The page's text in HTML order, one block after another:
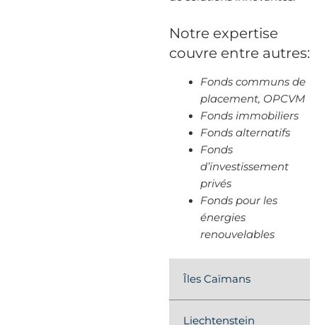
Notre expertise
couvre entre autres:
Fonds communs de
placement, OPCVM
Fonds immobiliers
Fonds alternatifs
Fonds
d’investissement
privés
Fonds pour les
énergies
renouvelables
Îles Caïmans
Liechtenstein